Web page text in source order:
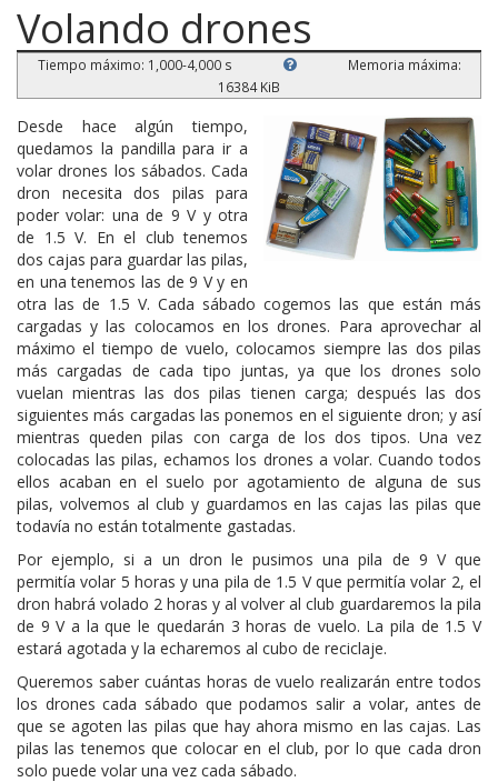
Volando drones
Tiempo máximo: 1,000-4,000 s
Memoria máxima:
16384 KiB
Desde hace algún tiempo,
quedamos la pandilla para ir a
volar drones los sábados. Cada
dron necesita dos pilas para
poder volar: una de 9 V y otra
de 1.5 V. En el club tenemos
dos cajas para guardar las pilas,
en una tenemos las de 9 V y en
otra las de 1.5 V. Cada sábado cogemos las que están más
cargadas y las colocamos en los drones. Para aprovechar al
máximo el tiempo de vuelo, colocamos siempre las dos pilas
más cargadas de cada tipo juntas, ya que los drones solo
vuelan mientras las dos pilas tienen carga; después las dos
siguientes más cargadas las ponemos en el siguiente dron; y así
mientras queden pilas con carga de los dos tipos. Una vez
colocadas las pilas, echamos los drones a volar. Cuando todos
ellos acaban en el suelo por agotamiento de alguna de sus
pilas, volvemos al club y guardamos en las cajas las pilas que
todavía no están totalmente gastadas.
Por ejemplo, si a un dron le pusimos una pila de 9 V que
permitía volar 5 horas y una pila de 1.5 V que permitía volar 2, el
dron habrá volado 2 horas y al volver al club guardaremos la pila
de 9 V a la que le quedarán 3 horas de vuelo. La pila de 1.5 V
estará agotada y la echaremos al cubo de reciclaje.
Queremos saber cuántas horas de vuelo realizarán entre todos
los drones cada sábado que podamos salir a volar, antes de
que se agoten las pilas que hay ahora mismo en las cajas. Las
pilas las tenemos que colocar en el club, por lo que cada dron
solo puede volar una vez cada sábado.